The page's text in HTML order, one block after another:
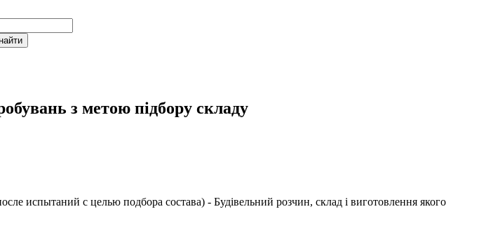
з метою підбору складу
испытаний с целью подбора состава) - Будівельний розчин, склад і виготовлення якого